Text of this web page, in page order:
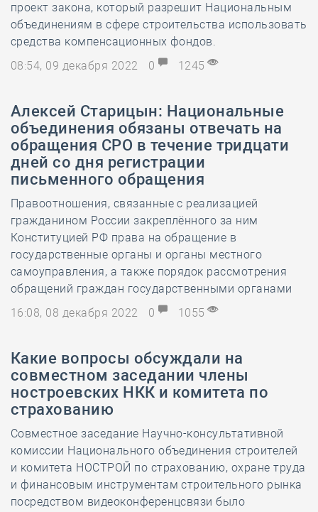
проект закона, который разрешит Национальным
объединениям в сфере строительства использовать
средства компенсационных фондов.
08:54, 09 декабря 2022
0 1245
Алексей Старицын: Национальные
объединения обязаны отвечать на
обращения СРО в течение тридцати
дней со дня регистрации
письменного обращения
Правоотношения, связанные с реализацией
гражданином России закреплённого за ним
Конституцией РФ права на обращение в
государственные органы и органы местного
самоуправления, а также порядок рассмотрения
обращений граждан государственными органами
16:08, 08 декабря 2022
0 1055
Какие вопросы обсуждали на
совместном заседании члены
ностроевских НКК и комитета по
страхованию
Совместное заседание Научно-консультативной
комиссии Национального объединения строителей
и комитета НОСТРОЙ по страхованию, охране труда
и финансовым инструментам строительного рынка
посредством видеоконференцсвязи было